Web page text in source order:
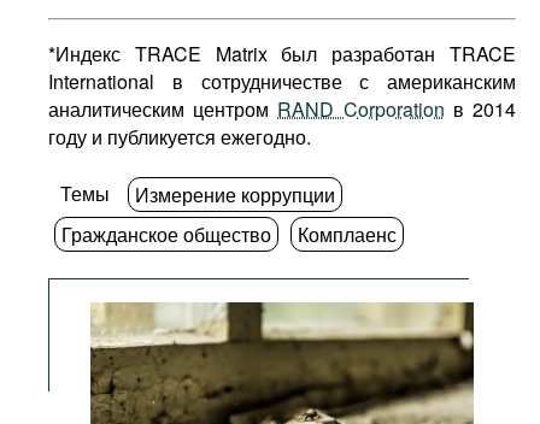
*Индекс TRACE Matrix был разработан TRACE
International в сотрудничестве с американским
аналитическим центром RAND Corporation в 2014
году и публикуется ежегодно.
Темы
Измерение коррупции
Гражданское общество
Комплаенс